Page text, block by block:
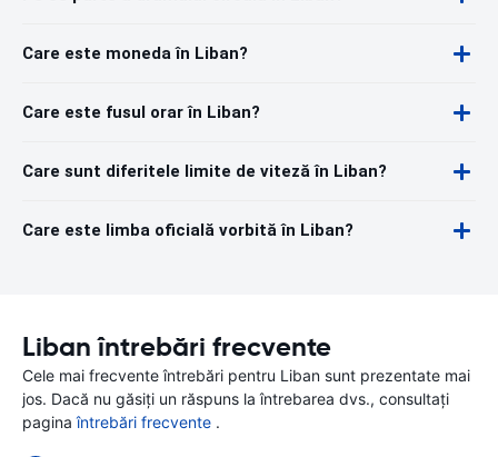
Care este moneda în Liban?
Care este fusul orar în Liban?
Care sunt diferitele limite de viteză în Liban?
Care este limba oficială vorbită în Liban?
Liban întrebări frecvente
Cele mai frecvente întrebări pentru Liban sunt prezentate mai
jos. Dacă nu găsiți un răspuns la întrebarea dvs., consultați
paginaîntrebări frecvente .